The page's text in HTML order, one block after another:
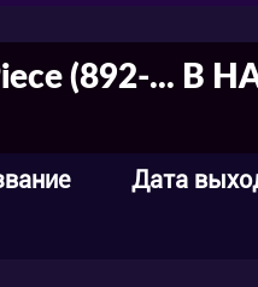
(892-... В
Дата